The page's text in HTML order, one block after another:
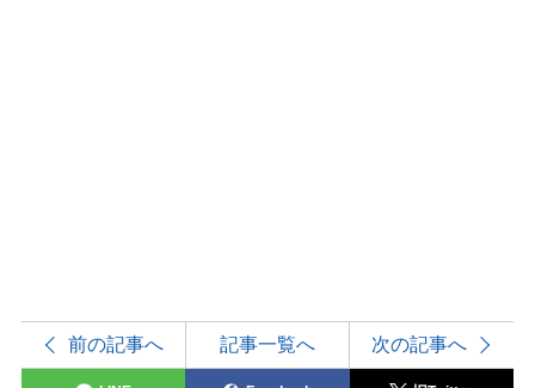
前の記事へ 記事一覧へ 次の記事へ